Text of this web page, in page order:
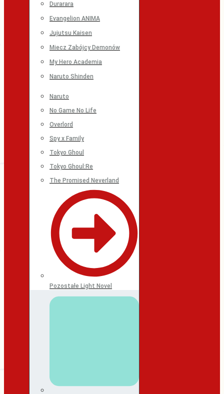
Durarara
Evangelion ANIMA
Jujutsu Kaisen
Miecz Zabójcy Demonów
My Hero Academia
Naruto Shinden
Naruto
No Game No Life
Overlord
Spy x Family
Tokyo Ghoul
Tokyo Ghoul:Re
The Promised Neverland
Pozostałe Light Novel